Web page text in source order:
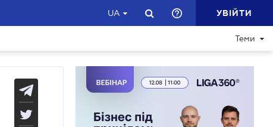
UA УВІЙТИ
Теми